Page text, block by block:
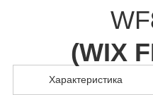
(WIX
Характеристика